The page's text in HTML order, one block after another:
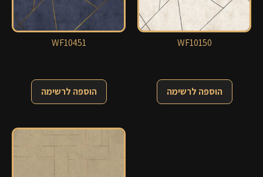
WF10451
הוספה לרשימה
WF10150
הוספה לרשימה